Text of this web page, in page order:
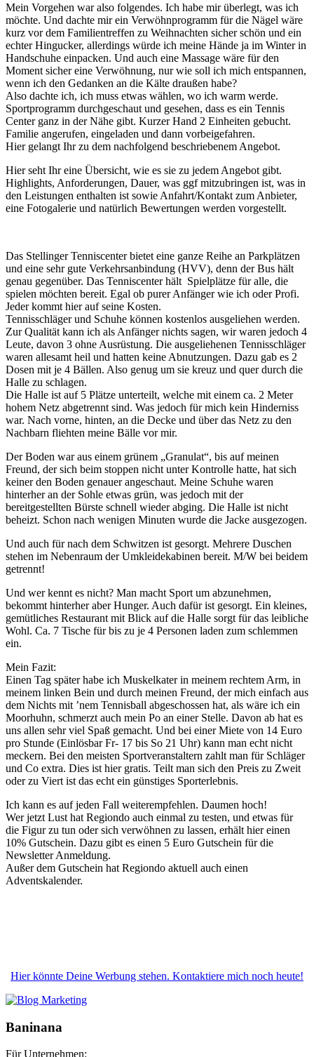
Mein Vorgehen war also folgendes. Ich habe mir überlegt, was ich
möchte. Und dachte mir ein Verwöhnprogramm für die Nägel wäre
kurz vor dem Familientreffen zu Weihnachten sicher schön und ein
echter Hingucker, allerdings würde ich meine Hände ja im Winter in
Handschuhe einpacken. Und auch eine Massage wäre für den
Moment sicher eine Verwöhnung, nur wie soll ich mich entspannen,
wenn ich den Gedanken an die Kälte draußen habe?
Also dachte ich, ich muss etwas wählen, wo ich warm werde.
Sportprogramm durchgeschaut und gesehen, dass es ein Tennis
Center ganz in der Nähe gibt. Kurzer Hand 2 Einheiten gebucht.
Familie angerufen, eingeladen und dann vorbeigefahren.
Hier gelangt Ihr zu dem nachfolgend beschriebenem Angebot.
Hier seht Ihr eine Übersicht, wie es sie zu jedem Angebot gibt.
Highlights, Anforderungen, Dauer, was ggf mitzubringen ist, was in
den Leistungen enthalten ist sowie Anfahrt/Kontakt zum Anbieter,
eine Fotogalerie und natürlich Bewertungen werden vorgestellt.
Das Stellinger Tenniscenter bietet eine ganze Reihe an Parkplätzen
und eine sehr gute Verkehrsanbindung (HVV), denn der Bus hält
genau gegenüber. Das Tenniscenter hält Spielplätze für alle, die
spielen möchten bereit. Egal ob purer Anfänger wie ich oder Profi.
Jeder kommt hier auf seine Kosten.
Tennisschläger und Schuhe können kostenlos ausgeliehen werden.
Zur Qualität kann ich als Anfänger nichts sagen, wir waren jedoch 4
Leute, davon 3 ohne Ausrüstung. Die ausgeliehenen Tennisschläger
waren allesamt heil und hatten keine Abnutzungen. Dazu gab es 2
Dosen mit je 4 Bällen. Also genug um sie kreuz und quer durch die
Halle zu schlagen.
Die Halle ist auf 5 Plätze unterteilt, welche mit einem ca. 2 Meter
hohem Netz abgetrennt sind. Was jedoch für mich kein Hinderniss
war. Nach vorne, hinten, an die Decke und über das Netz zu den
Nachbarn fliehten meine Bälle vor mir.
Der Boden war aus einem grünem „Granulat“, bis auf meinen
Freund, der sich beim stoppen nicht unter Kontrolle hatte, hat sich
keiner den Boden genauer angeschaut. Meine Schuhe waren
hinterher an der Sohle etwas grün, was jedoch mit der
bereitgestellten Bürste schnell wieder abging. Die Halle ist nicht
beheizt. Schon nach wenigen Minuten wurde die Jacke ausgezogen.
Und auch für nach dem Schwitzen ist gesorgt. Mehrere Duschen
stehen im Nebenraum der Umkleidekabinen bereit. M/W bei beidem
getrennt!
Und wer kennt es nicht? Man macht Sport um abzunehmen,
bekommt hinterher aber Hunger. Auch dafür ist gesorgt. Ein kleines,
gemütliches Restaurant mit Blick auf die Halle sorgt für das leibliche
Wohl. Ca. 7 Tische für bis zu je 4 Personen laden zum schlemmen
ein.
Mein Fazit:
Einen Tag später habe ich Muskelkater in meinem rechtem Arm, in
meinem linken Bein und durch meinen Freund, der mich einfach aus
dem Nichts mit ’nem Tennisball abgeschossen hat, als wäre ich ein
Moorhuhn, schmerzt auch mein Po an einer Stelle. Davon ab hat es
uns allen sehr viel Spaß gemacht. Und bei einer Miete von 14 Euro
pro Stunde (Einlösbar Fr- 17 bis So 21 Uhr) kann man echt nicht
meckern. Bei den meisten Sportveranstaltern zahlt man für Schläger
und Co extra. Dies ist hier gratis. Teilt man sich den Preis zu Zweit
oder zu Viert ist das echt ein günstiges Sporterlebnis.
Ich kann es auf jeden Fall weiterempfehlen. Daumen hoch!
Wer jetzt Lust hat Regiondo auch einmal zu testen, und etwas für
die Figur zu tun oder sich verwöhnen zu lassen, erhält hier einen
10% Gutschein. Dazu gibt es einen 5 Euro Gutschein für die
Newsletter Anmeldung.
Außer dem Gutschein hat Regiondo aktuell auch einen
Adventskalender.
Hier könnte Deine Werbung stehen. Kontaktiere mich noch heute!
Baninana
Für Unternehmen: